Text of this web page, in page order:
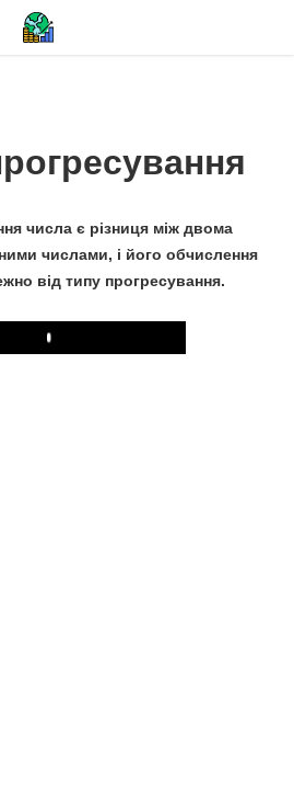
числа є різниця між двома
числами, і його обчислення
від типу прогресування.
Play